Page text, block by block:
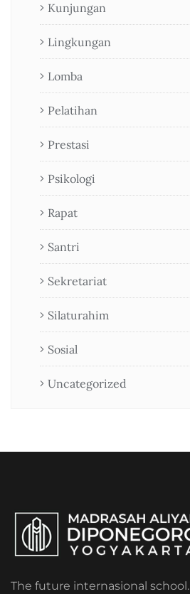
Kunjungan
Lingkungan
Lomba
Pelatihan
Prestasi
Psikologi
Rapat
Santri
Sekretariat
Silaturahim
Sosial
Uncategorized
The future internasional